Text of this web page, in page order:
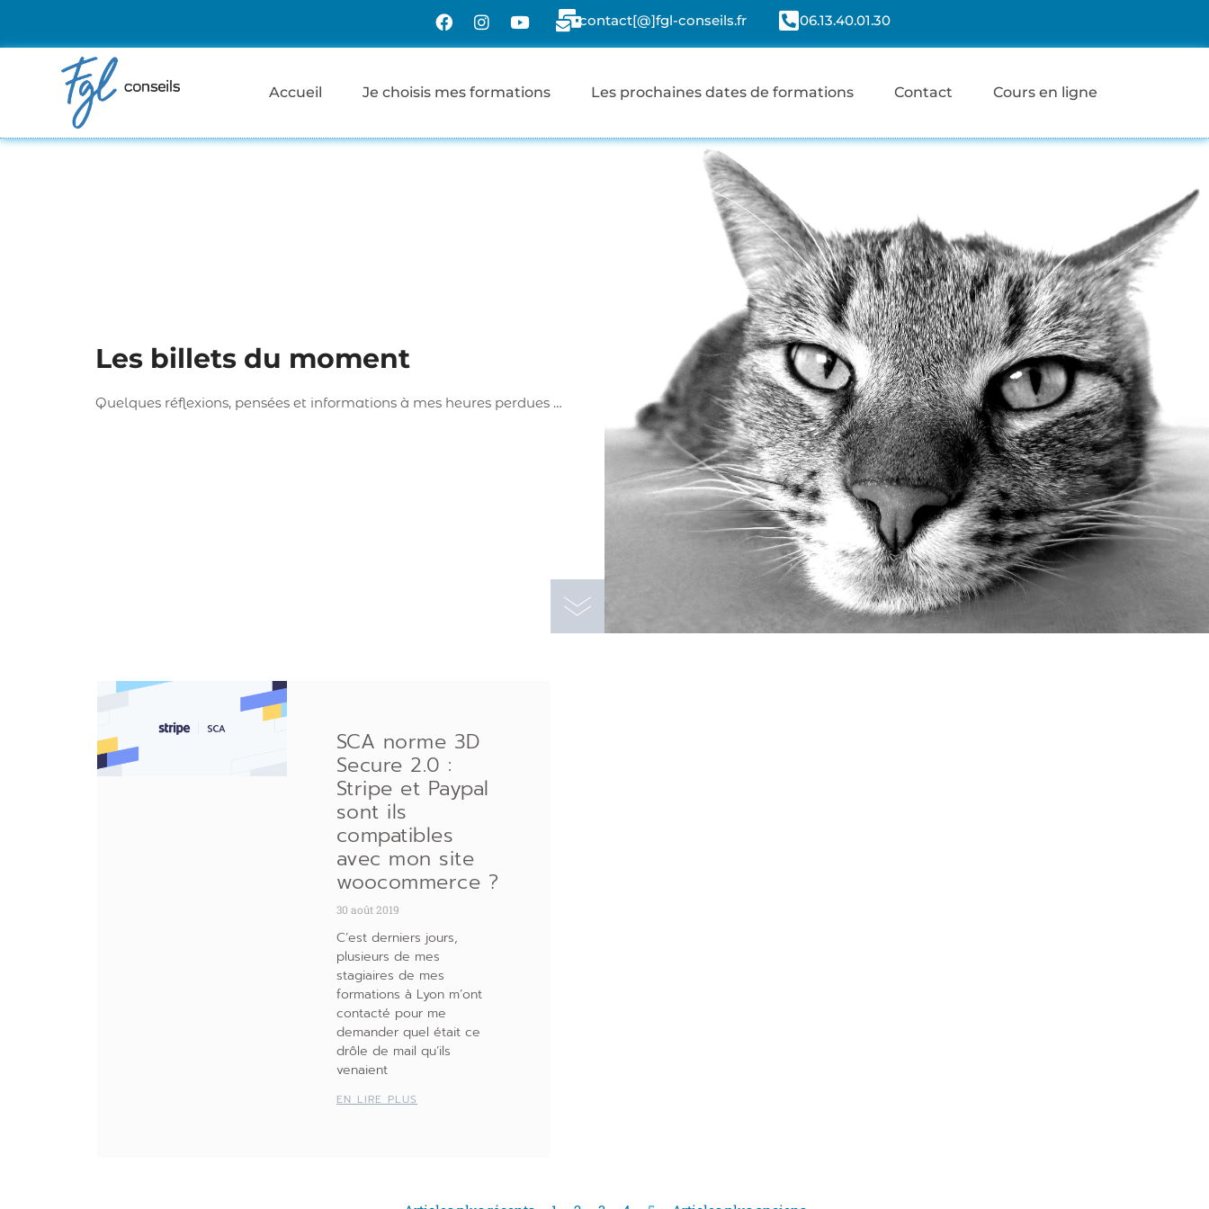
contact[@]fgl-conseils.fr 06.13.40.01.30
Accueil Je choisis mes formations Les prochaines dates de formations Contact Cours en ligne
Les billets du moment
Quelques réflexions, pensées et informations à mes heures perdues …
SCA norme 3D
Secure 2.0 :
Stripe et Paypal
sont ils
compatibles
avec mon site
woocommerce ?
30 août 2019
C’est derniers jours,
plusieurs de mes
stagiaires de mes
formations à Lyon m’ont
contacté pour me
demander quel était ce
drôle de mail qu’ils
venaient
EN LIRE PLUS